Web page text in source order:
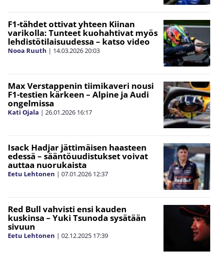
F1-tähdet ottivat yhteen Kiinan
varikolla: Tunteet kuohahtivat myös
lehdistötilaisuudessa – katso video
Nooa Ruuth | 14.03.202620:03
Max Verstappenin tiimikaveri nousi
F1-testien kärkeen – Alpine ja Audi
ongelmissa
Kati Ojala | 26.01.2026 16:17
Isack Hadjar jättimäisen haasteen
edessä – sääntöuudistukset voivat
auttaa nuorukaista
Eetu Lehtonen | 07.01.2026 12:37
Red Bull vahvisti ensi kauden
kuskinsa – Yuki Tsunoda sysätään
sivuun
Eetu Lehtonen | 02.12.2025 17:39